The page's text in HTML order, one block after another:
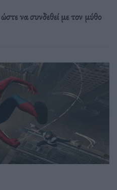
να συνδεθεί με τον μύθο